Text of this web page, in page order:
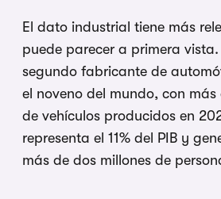
El dato industrial tiene más
puede parecer a primera vista.
segundo fabricante de
el noveno del mundo, con más
de vehículos producidos en
representa el 11% del PIB y
más de dos millones de